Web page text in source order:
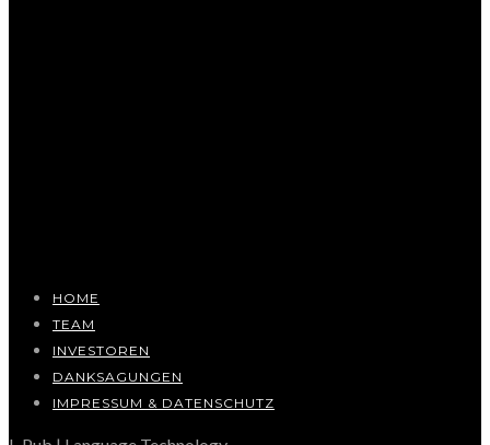
HOME
TEAM
INVESTOREN
DANKSAGUNGEN
IMPRESSUM & DATENSCHUTZ